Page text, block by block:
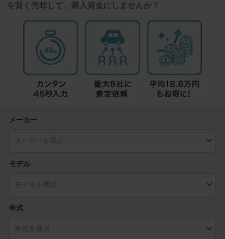
を賢く売却して、購入資金にしませんか？
メーカー
モデル
年式